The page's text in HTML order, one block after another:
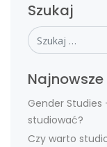
Szukaj
Szukaj
Najnowsze
Gender
studiować?
Czy warto